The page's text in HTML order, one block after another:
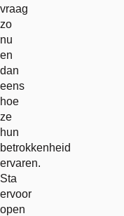
vraag
zo
nu
en
dan
eens
hoe
ze
hun
betrokkenheid
ervaren.
Sta
ervoor
open